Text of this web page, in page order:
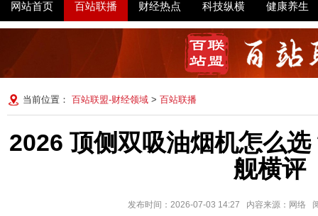
网站首页 百站联播 财经热点 科技纵横 健康养生
当前位置： 百站联盟-财经领域 > 百站联播
2026 顶侧双吸油烟机怎么
舰横评
发布时间：2026-07-03 14:27 内容来源：网络